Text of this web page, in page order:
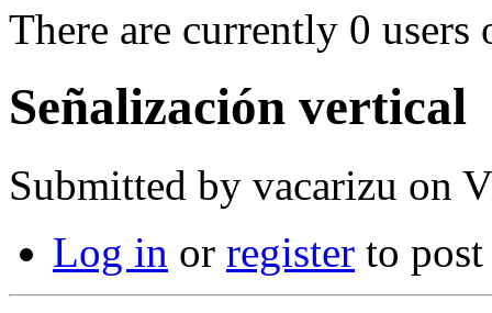
There are currently 0 users
Señalización vertical
Submitted by vacarizu on
Log in or register to